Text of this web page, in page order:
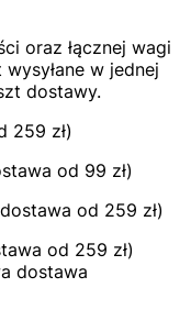
oraz łącznej wagi
w jednej
dostawy.
259 zł)
od 99 zł)
od 259 zł)
od 259 zł)
dostawa